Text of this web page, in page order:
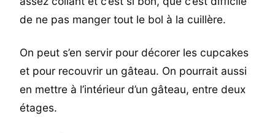
de ne pas manger tout le bol à la cuillère.
On peut s’en servir pour décorer les cupcakes
et pour recouvrir un gâteau. On pourrait aussi
en mettre à l’intérieur d’un gâteau, entre deux
étages.